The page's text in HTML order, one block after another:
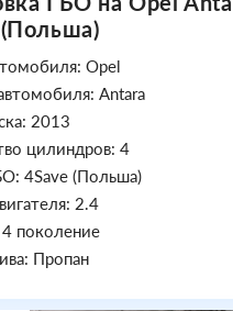
Opel
Antara
2013
цилиндров: 4
4Save (Польша)
2.4
поколение
Пропан